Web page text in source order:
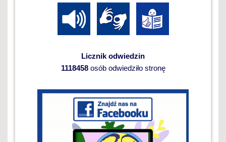
Licznik odwiedzin
1118458osób odwiedziło stronę